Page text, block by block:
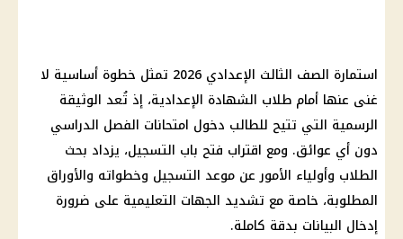
استمارة الصف الثالث الإعدادي 2026 تمثل خطوة أساسية لا
غنى عنها أمام طلاب الشهادة الإعدادية، إذ تُعد الوثيقة
الرسمية التي تتيح للطالب دخول امتحانات الفصل الدراسي
دون أي عوائق. ومع اقتراب فتح باب التسجيل، يزداد بحث
الطلاب وأولياء الأمور عن موعد التسجيل وخطواته والأوراق
المطلوبة، خاصة مع تشديد الجهات التعليمية على ضرورة
إدخال البيانات بدقة كاملة.